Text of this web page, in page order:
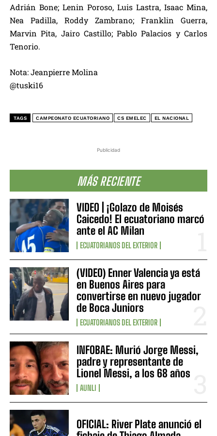
Publicidad
MÁS RECIENTE
VIDEO | ¡Golazo de Moisés
Caicedo! El ecuatoriano marcó
ante el AC Milan
ECUATORIANOS DEL EXTERIOR
(VIDEO) Enner Valencia ya está
en Buenos Aires para
convertirse en nuevo jugador
de Boca Juniors
ECUATORIANOS DEL EXTERIOR
INFOBAE: Murió Jorge Messi,
padre y representante de
Lionel Messi, a los 68 años
AUNLI
OFICIAL: River Plate anunció el
Adrián Bone; Lenin Poroso, Luis Lastra, Isaac Mina,
Nea Padilla, Roddy Zambrano; Franklin Guerra,
Marvin Pita, Jairo Castillo; Pablo Palacios y Carlos
Tenorio.
Nota: Jeanpierre Molina
@tuski16
TAGS CAMPEONATO ECUATORIANO CS EMELEC EL NACIONAL